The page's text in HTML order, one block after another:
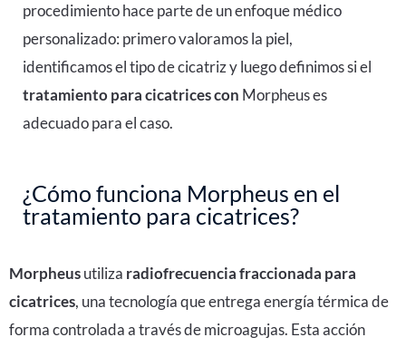
procedimiento hace parte de un enfoque médico
personalizado: primero valoramos la piel,
identificamos el tipo de cicatriz y luego definimos si el
tratamiento para cicatrices con Morpheuses
adecuado para el caso.
¿Cómo funciona Morpheus en el
tratamiento para cicatrices?
Morpheusutiliza radiofrecuencia fraccionada para
cicatrices, una tecnología que entrega energía térmica de
forma controlada a través de microagujas. Esta acción